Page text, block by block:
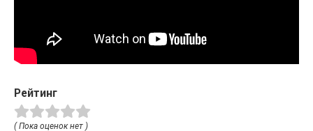
Рейтинг
( Пока оценок нет )